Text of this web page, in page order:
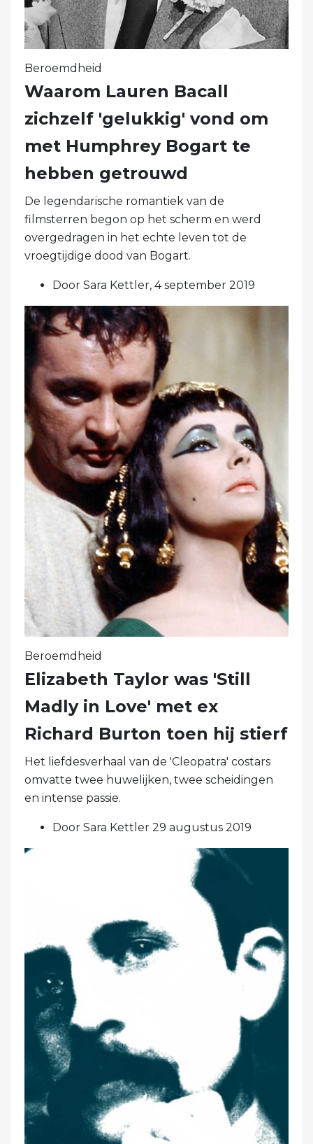
Beroemdheid
Waarom Lauren Bacall
zichzelf 'gelukkig' vond om
met Humphrey Bogart te
hebben getrouwd
De legendarische romantiek van de
filmsterren begon op het scherm en werd
overgedragen in het echte leven tot de
vroegtijdige dood van Bogart.
Door Sara Kettler, 4 september 2019
Beroemdheid
Elizabeth Taylor was 'Still
Madly in Love' met ex
Richard Burton toen hij stierf
Het liefdesverhaal van de 'Cleopatra' costars
omvatte twee huwelijken, twee scheidingen
en intense passie.
Door Sara Kettler 29 augustus 2019